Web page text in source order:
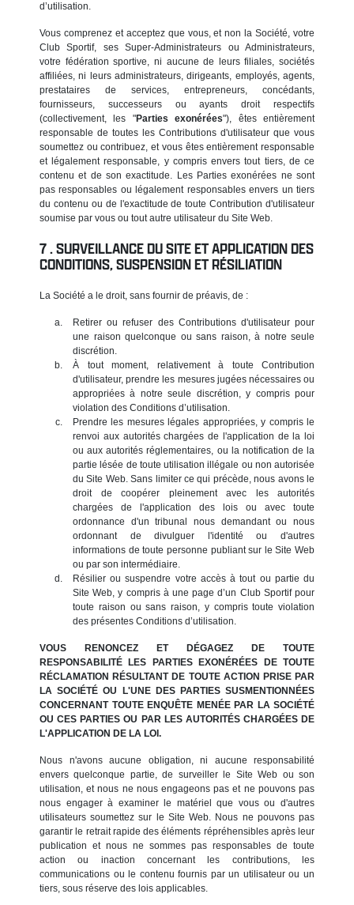
d’utilisation.
Vous comprenez et acceptez que vous, et non la Société, votre
Club Sportif, ses Super-Administrateurs ou Administrateurs,
votre fédération sportive, ni aucune de leurs filiales, sociétés
affiliées, ni leurs administrateurs, dirigeants, employés, agents,
prestataires de services, entrepreneurs, concédants,
fournisseurs, successeurs ou ayants droit respectifs
(collectivement, les "Parties exonérées"), êtes entièrement
responsable de toutes les Contributions d'utilisateur que vous
soumettez ou contribuez, et vous êtes entièrement responsable
et légalement responsable, y compris envers tout tiers, de ce
contenu et de son exactitude. Les Parties exonérées ne sont
pas responsables ou légalement responsables envers un tiers
du contenu ou de l'exactitude de toute Contribution d'utilisateur
soumise par vous ou tout autre utilisateur du Site Web.
SURVEILLANCE DU SITE ET APPLICATION DES
CONDITIONS, SUSPENSION ET RÉSILIATION
La Société a le droit, sans fournir de préavis, de :
Retirer ou refuser des Contributions d'utilisateur pour
une raison quelconque ou sans raison, à notre seule
discrétion.
À tout moment, relativement à toute Contribution
d'utilisateur, prendre les mesures jugées nécessaires ou
appropriées à notre seule discrétion, y compris pour
violation des Conditions d’utilisation.
Prendre les mesures légales appropriées, y compris le
renvoi aux autorités chargées de l'application de la loi
ou aux autorités réglementaires, ou la notification de la
partie lésée de toute utilisation illégale ou non autorisée
du Site Web. Sans limiter ce qui précède, nous avons le
droit de coopérer pleinement avec les autorités
chargées de l'application des lois ou avec toute
ordonnance d'un tribunal nous demandant ou nous
ordonnant de divulguer l'identité ou d'autres
informations de toute personne publiant sur le Site Web
ou par son intermédiaire.
Résilier ou suspendre votre accès à tout ou partie du
Site Web, y compris à une page d’un Club Sportif pour
toute raison ou sans raison, y compris toute violation
des présentes Conditions d’utilisation.
VOUS RENONCEZ ET DÉGAGEZ DE TOUTE
RESPONSABILITÉ LES PARTIES EXONÉRÉES DE TOUTE
RÉCLAMATION RÉSULTANT DE TOUTE ACTION PRISE PAR
LA SOCIÉTÉ OU L'UNE DES PARTIES SUSMENTIONNÉES
CONCERNANT TOUTE ENQUÊTE MENÉE PAR LA SOCIÉTÉ
OU CES PARTIES OU PAR LES AUTORITÉS CHARGÉES DE
L'APPLICATION DE LA LOI.
Nous n'avons aucune obligation, ni aucune responsabilité
envers quelconque partie, de surveiller le Site Web ou son
utilisation, et nous ne nous engageons pas et ne pouvons pas
nous engager à examiner le matériel que vous ou d'autres
utilisateurs soumettez sur le Site Web. Nous ne pouvons pas
garantir le retrait rapide des éléments répréhensibles après leur
publication et nous ne sommes pas responsables de toute
action ou inaction concernant les contributions, les
communications ou le contenu fournis par un utilisateur ou un
tiers, sous réserve des lois applicables.